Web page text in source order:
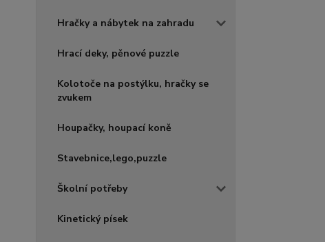
Hračky a nábytek na zahradu
Hrací deky, pěnové puzzle
Kolotoče na postýlku, hračky se
zvukem
Houpačky, houpací koně
Stavebnice,lego,puzzle
Školní potřeby
Kinetický písek